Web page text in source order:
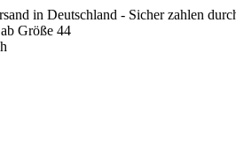
in Deutschland - Sicher zahlen
Größe 44